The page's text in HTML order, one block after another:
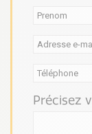
Précisez